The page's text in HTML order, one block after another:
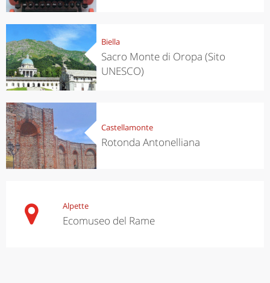
Biella
Sacro Monte di Oropa (Sito
UNESCO)
Castellamonte
Rotonda Antonelliana
Alpette
Ecomuseo del Rame